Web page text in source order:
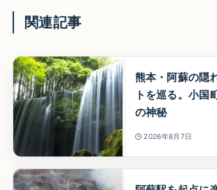
関連記事
熊本・阿蘇の隠
トを巡る。小国
の神秘
2026年8月7日